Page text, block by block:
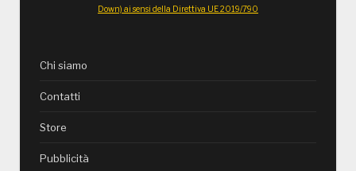
Down) ai sensi della Direttiva UE 2019/790
Chi siamo
Contatti
Store
Pubblicità